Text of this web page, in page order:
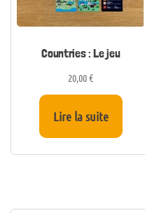
Countries : Le jeu
20,00€
Lire la suite